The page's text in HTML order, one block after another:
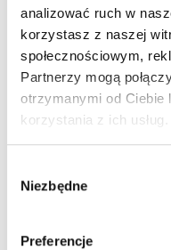
analizować ruch w
korzystasz z naszej
społecznościowym,
Partnerzy mogą
otrzymanymi od Ciebie
korzystania z ich usług.
zgody
Niezbędne
Preferencje
TOP 100